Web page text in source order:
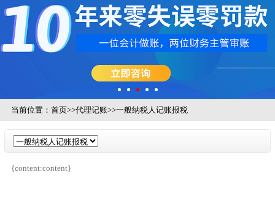
当前位置： 首页>>代理记账>>一般纳税人记账报税
{content:content}